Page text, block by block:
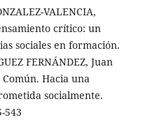
VALENCIA,
crítico: un
sociales en formación.
FERNÁNDEZ, Juan
Hacia una
socialmente.
543